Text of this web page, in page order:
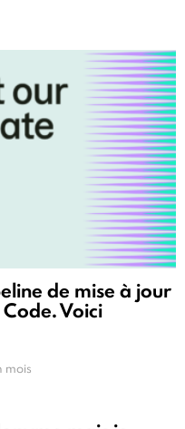
de mise à jour
Voici
mois